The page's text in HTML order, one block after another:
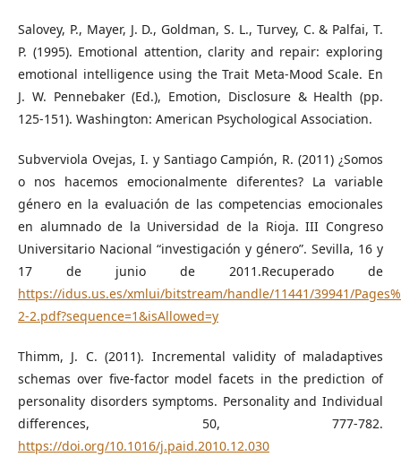
Salovey, P., Mayer, J. D., Goldman, S. L., Turvey, C. & Palfai, T.
P. (1995). Emotional attention, clarity and repair: exploring
emotional intelligence using the Trait Meta-Mood Scale. En
J. W. Pennebaker (Ed.), Emotion, Disclosure & Health (pp.
125-151). Washington: American Psychological Association.
Subverviola Ovejas, I. y Santiago Campión, R. (2011) ¿Somos
o nos hacemos emocionalmente diferentes? La variable
género en la evaluación de las competencias emocionales
en alumnado de la Universidad de la Rioja. III Congreso
Universitario Nacional “investigación y género”. Sevilla, 16 y
17 de junio de 2011.Recuperado de
https://idus.us.es/xmlui/bitstream/handle/11441/39941/
2-2.pdf?sequence=1&isAllowed=y
Thimm, J. C. (2011). Incremental validity of maladaptives
schemas over five-factor model facets in the prediction of
personality disorders symptoms. Personality and Individual
differences, 50, 777-782.
https://doi.org/10.1016/j.paid.2010.12.030